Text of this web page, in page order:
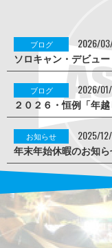
ブログ
2026/
ソロキャン・デビュー
ブログ
2026/
２０２６・恒例「年
お知らせ
2025/
年末年始休暇のお知ら